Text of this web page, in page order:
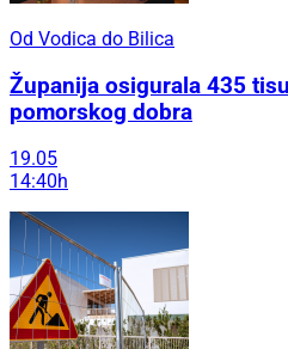
Od Vodica do Bilica
Županija osigurala 435
pomorskog dobra
19.05
14:40h